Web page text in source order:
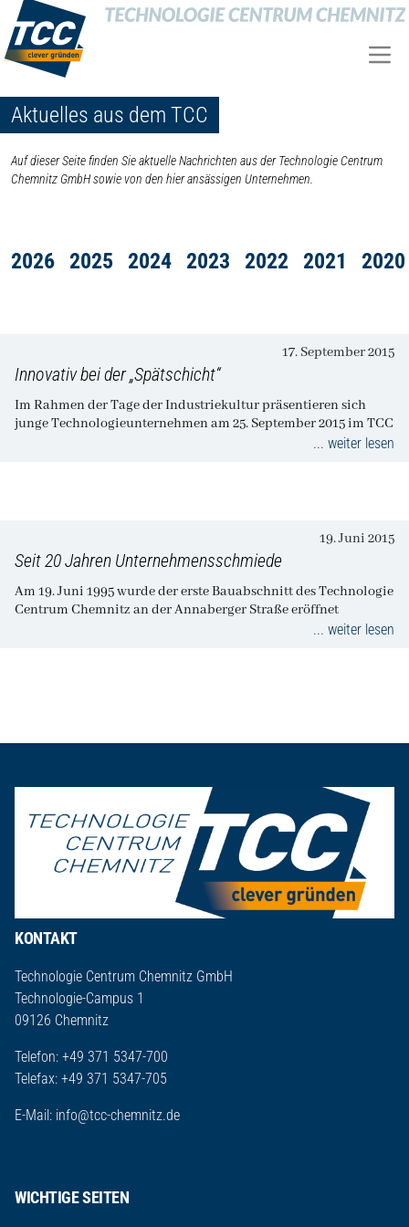
Aktuelles aus dem TCC
Auf dieser Seite finden Sie aktuelle Nachrichten aus der Technologie Centrum
Chemnitz GmbH sowie von den hier ansässigen Unternehmen.
2026 2025 2024 2023 2022 2021 2020
17. September 2015
Innovativ bei der „Spätschicht“
Im Rahmen der Tage der Industriekultur präsentieren sich
junge Technologieunternehmen am 25. September 2015 im TCC
... weiter lesen
19. Juni 2015
Seit 20 Jahren Unternehmensschmiede
Am 19. Juni 1995 wurde der erste Bauabschnitt des Technologie
Centrum Chemnitz an der Annaberger Straße eröffnet
... weiter lesen
KONTAKT
Technologie Centrum Chemnitz GmbH
Technologie-Campus 1
09126 Chemnitz
Telefon: +49 371 5347-700
Telefax: +49 371 5347-705
E-Mail: info@tcc-chemnitz.de
WICHTIGE SEITEN